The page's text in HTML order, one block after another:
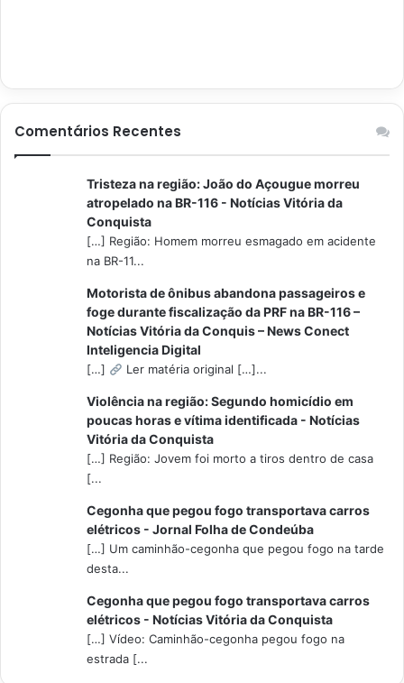
Comentários Recentes
Tristeza na região: João do Açougue morreu
atropelado na BR-116 - Notícias Vitória da
Conquista
[…] Região: Homem morreu esmagado em acidente
na BR-11...
Motorista de ônibus abandona passageiros e
foge durante fiscalização da PRF na BR-116 –
Notícias Vitória da Conquis – News Conect
Inteligencia Digital
[…] Ler matéria original […]...
Violência na região: Segundo homicídio em
poucas horas e vítima identificada - Notícias
Vitória da Conquista
[…] Região: Jovem foi morto a tiros dentro de casa
[...
Cegonha que pegou fogo transportava carros
elétricos - Jornal Folha de Condeúba
[…] Um caminhão-cegonha que pegou fogo na tarde
desta...
Cegonha que pegou fogo transportava carros
elétricos - Notícias Vitória da Conquista
[…] Vídeo: Caminhão-cegonha pegou fogo na
estrada [...